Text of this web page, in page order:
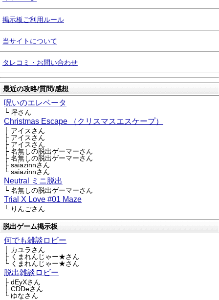
掲示板ご利用ルール
当サイトについて
タレコミ・お問い合わせ
最近の攻略/質問/感想
呪いのエレベータ
└ 坪さん
Christmas Escape （クリスマスエスケープ）
├ アイスさん
├ アイスさん
├ アイスさん
├ 名無しの脱出ゲーマーさん
├ 名無しの脱出ゲーマーさん
├ saiazinnさん
└ saiazinnさん
Neutral ミニ脱出
└ 名無しの脱出ゲーマーさん
Trial X Love #01 Maze
└ りんごさん
脱出ゲーム掲示板
何でも雑談ロビー
├ カユラさん
├ くまれんじゃー★さん
└ くまれんじゃー★さん
脱出雑談ロビー
├ dEyXさん
├ CDDeさん
└ ゆなさん